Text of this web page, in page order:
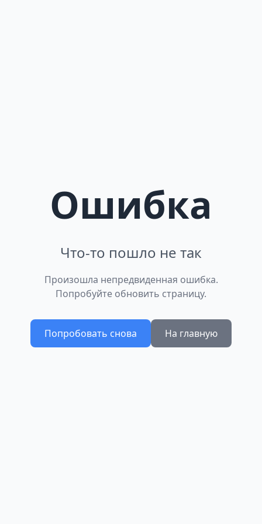
Ошибка
Что-то пошло не так
Произошла непредвиденная ошибка.
Попробуйте обновить страницу.
Попробовать снова На главную